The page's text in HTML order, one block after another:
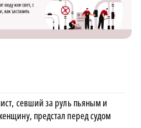
севший за руль пьяным и
предстал перед судом